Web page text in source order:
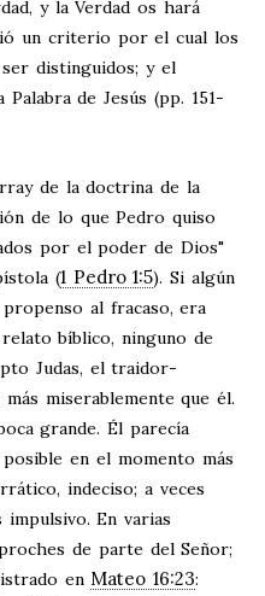
y la Verdad os hará
un criterio por el cual los
distinguidos; y el
de Jesús (pp. 151-
de la doctrina de la
de lo que Pedro quiso
por el poder de Dios"
(1 Pedro 1:5). Si algún
al fracaso, era
bíblico, ninguno de
Judas, el traidor-
miserablemente que él.
grande. Él parecía
en el momento más
indeciso; a veces
impulsivo. En varias
de parte del Señor;
en Mateo 16:23: